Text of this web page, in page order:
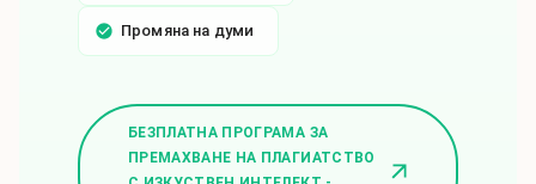
Промяна на думи
БЕЗПЛАТНА ПРОГРАМА ЗА
ПРЕМАХВАНЕ НА ПЛАГИАТСТВО